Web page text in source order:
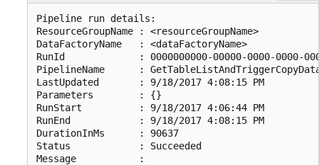
Pipeline run details:
ResourceGroupName : <resourceGroupName>
DataFactoryName   : <dataFactoryName>
RunId             : 0000000000-00000-0000-0000-
PipelineName      :
LastUpdated       : 9/18/2017 4:08:15 PM
Parameters        : {}
RunStart          : 9/18/2017 4:06:44 PM
RunEnd            : 9/18/2017 4:08:15 PM
DurationInMs      : 90637
Status            : Succeeded
Message           :